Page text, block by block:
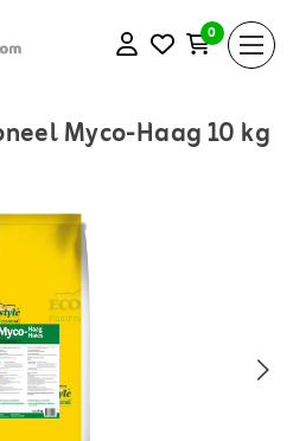
0
Myco-Haag 10 kg